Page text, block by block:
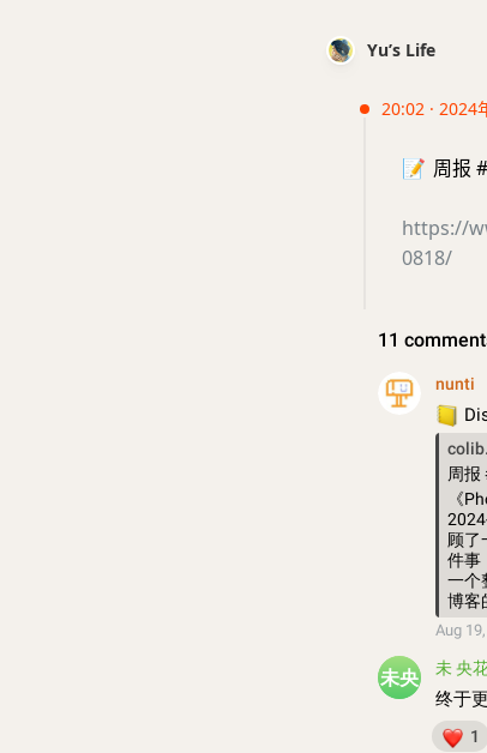
Yu’s Life
20:02 · 2024
📝 周报
https://
0818/